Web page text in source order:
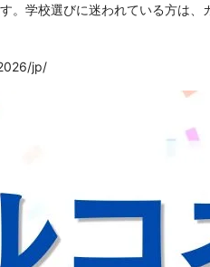
。学校選びに迷われている方は、
jp/